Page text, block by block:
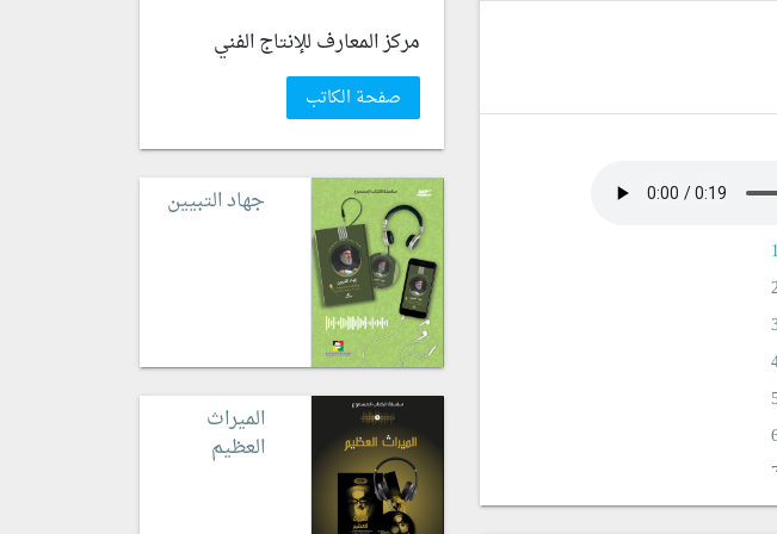
مركز المعارف للإنتاج الفني
صفحة الكاتب
جهاد التبيين
الميراث
العظيم